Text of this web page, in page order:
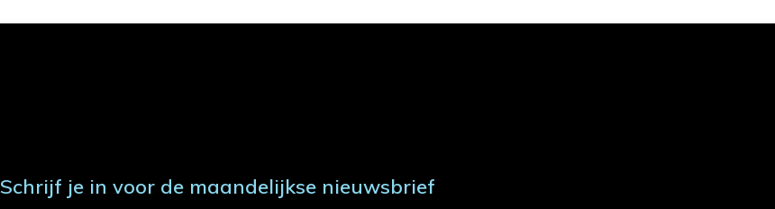
Schrijf je in voor de maandelijkse nieuwsbrief